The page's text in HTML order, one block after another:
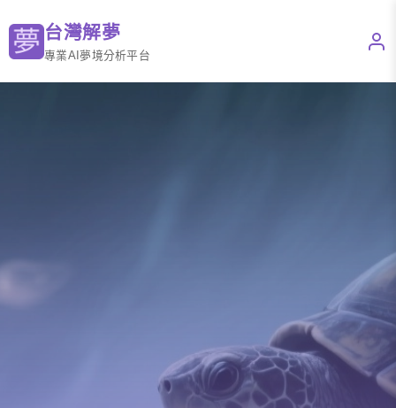
台灣解夢
專業AI夢境分析平台